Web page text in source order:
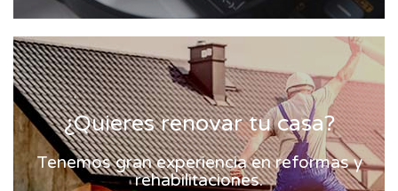
¿Quieres renovar tu casa?
Tenemos gran experiencia en reformas y
rehabilitaciones.